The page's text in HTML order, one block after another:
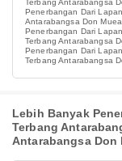
Terbang Antarabangsa
Penerbangan Dari
Antarabangsa Don
Penerbangan Dari
Terbang Antarabangsa
Penerbangan Dari
Terbang Antarabangsa
Lebih Banyak
Terbang
Antarabangsa Don